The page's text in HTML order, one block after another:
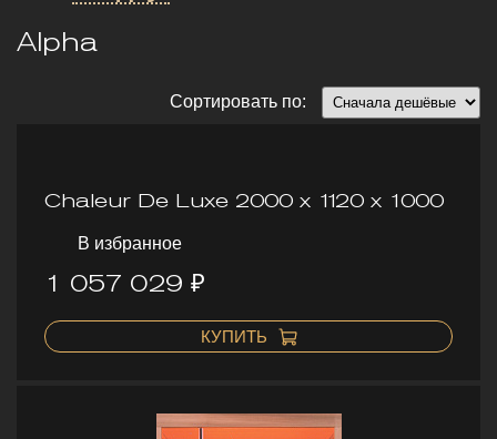
Alpha
Сортировать по:
Chaleur De Luxe 2000 х 1120 х 1000
В избранное
1 057 029 ₽
КУПИТЬ